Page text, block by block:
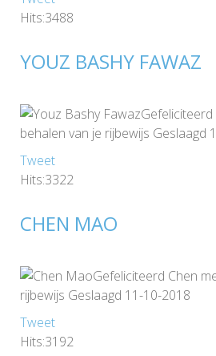
Hits:3488
YOUZ BASHY FAWAZ
behalen van je rijbewijs Geslaagd
Tweet
Hits:3322
CHEN MAO
Gefeliciteerd Chen
rijbewijs Geslaagd 11-10-2018
Tweet
Hits:3192